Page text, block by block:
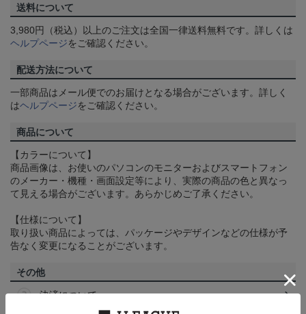
送料について
3,980円（税込）以上のご注文は全国一律送料無料です。詳しくは
ヘルプページをご確認ください。
配送方法について
一部商品はメール便でのお届けとなる場合がございます。詳しく
はヘルプページをご確認ください。
商品について
【カラーについて】
商品画像は、お使いのパソコンのモニターおよびスマートフォン
のメーカー・機種・画面設定等により、実際の商品の色と異なっ
て見える場合がございます。あらかじめご了承ください。
【仕様について】
取り扱い商品によっては、パッケージやデザインなどの仕様が予
告なく変更になることがございます。
その他
決済について